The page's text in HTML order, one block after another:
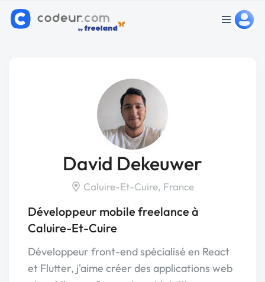
David Dekeuwer
Caluire-Et-Cuire, France
Développeur mobile freelance à
Caluire-Et-Cuire
Développeur front-end spécialisé en React
et Flutter, j'aime créer des applications web